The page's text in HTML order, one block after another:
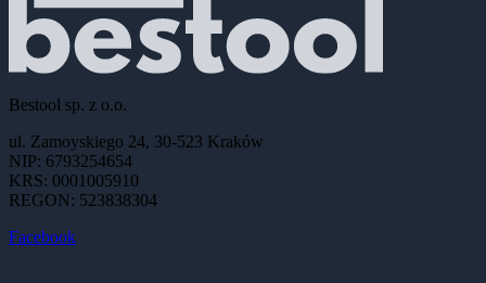
Bestool sp. z o.o.
ul. Zamoyskiego 24, 30-523 Kraków
NIP: 6793254654
KRS: 0001005910
REGON: 523838304
Facebook